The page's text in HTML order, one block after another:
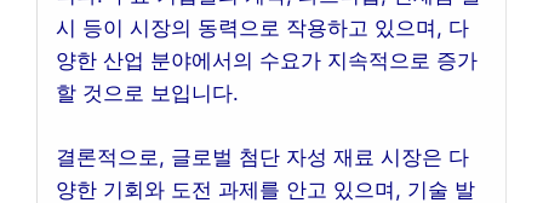
시 등이 시장의 동력으로 작용하고 있으며, 다
양한 산업 분야에서의 수요가 지속적으로 증가
할 것으로 보입니다.
결론적으로, 글로벌 첨단 자성 재료 시장은 다
양한 기회와 도전 과제를 안고 있으며, 기술 발